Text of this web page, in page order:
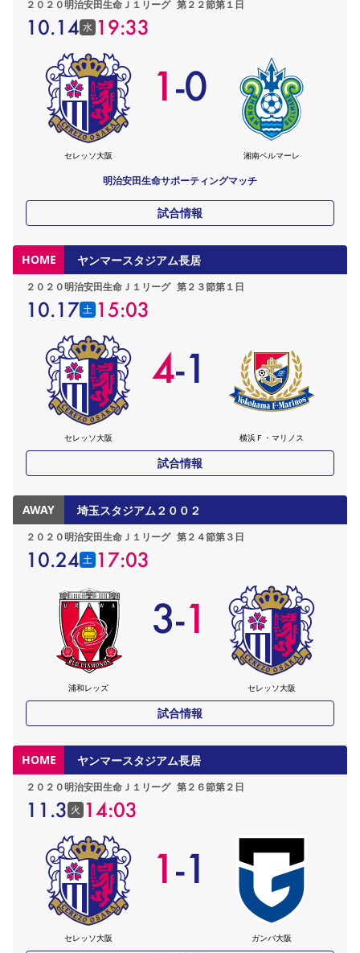
２０２０明治安田生命Ｊ１リーグ 第２２節第１日
10.14 水 19:33
セレッソ大阪
1-0
湘南ベルマーレ
明治安田生命サポーティングマッチ
試合情報
HOME ヤンマースタジアム長居
２０２０明治安田生命Ｊ１リーグ 第２３節第１日
10.17 土 15:03
セレッソ大阪
4-1
横浜Ｆ・マリノス
試合情報
AWAY 埼玉スタジアム２００２
２０２０明治安田生命Ｊ１リーグ 第２４節第３日
10.24 土 17:03
浦和レッズ
3-1
セレッソ大阪
試合情報
HOME ヤンマースタジアム長居
２０２０明治安田生命Ｊ１リーグ 第２６節第２日
11.3 火 14:03
セレッソ大阪
1-1
ガンバ大阪